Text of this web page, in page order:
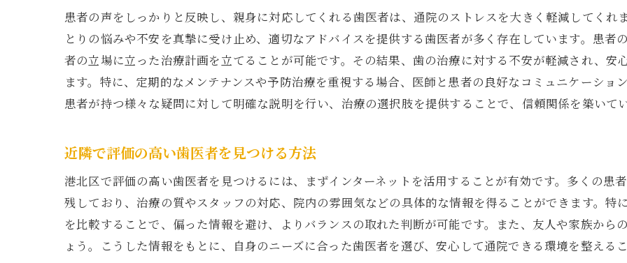
コミュニケーションを大切にする歯科医院
個々に合わせた治療プランの提案
患者の不安を和らげる環境作り
カスタマイズされたケアの提供
心地よさを追求した院内設備
子供から高齢者まで対応できる診察
地元住民の健康を支える歯科医の役割
地域交流を促進する歯医者の取り組み
地域特有の健康問題に対応する専門性
患者の声をしっかりと反映し、親身に対応してくれる歯医者は、通院のストレスを大きく軽減してくれ
とりの悩みや不安を真摯に受け止め、適切なアドバイスを提供する歯医者が多く存在しています。患者
者の立場に立った治療計画を立てることが可能です。その結果、歯の治療に対する不安が軽減され、
ます。特に、定期的なメンテナンスや予防治療を重視する場合、医師と患者の良好なコミュニケーシ
患者が持つ様々な疑問に対して明確な説明を行い、治療の選択肢を提供することで、信頼関係を築いて
近隣で評価の高い歯医者を見つける方法
港北区で評価の高い歯医者を見つけるには、まずインターネットを活用することが有効です。多くの患
残しており、治療の質やスタッフの対応、院内の雰囲気などの具体的な情報を得ることができます。特
を比較することで、偏った情報を避け、よりバランスの取れた判断が可能です。また、友人や家族から
ょう。こうした情報をもとに、自身のニーズに合った歯医者を選び、安心して通院できる環境を整える